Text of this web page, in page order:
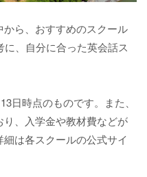
ら、おすすめのスクール
、自分に合った英会話ス
日時点のものです。また、
、入学金や教材費などが
は各スクールの公式サイ